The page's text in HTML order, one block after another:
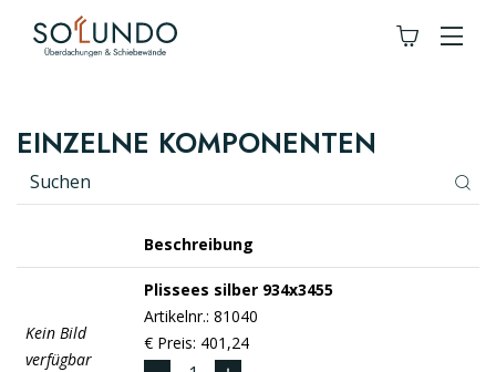
EINZELNE KOMPONENTEN
Beschreibung
Kein Bild
verfügbar
Plissees silber 934x3455
Artikelnr.: 81040
€ Preis: 401,24